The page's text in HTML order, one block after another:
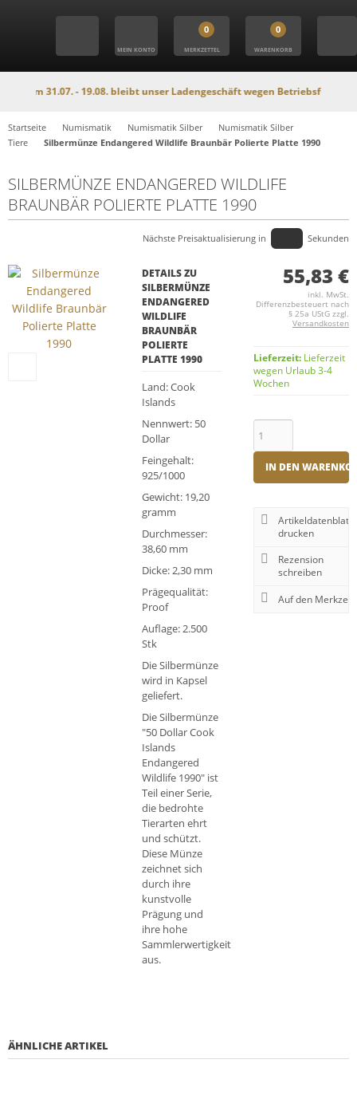
MEIN KONTO
0
MERKZETTEL
0
WARENKORB
31.07. - 19.08. bleibt unser Ladengeschäft wegen Betriebsferien
Startseite Numismatik Numismatik Silber
Numismatik Silber
Tiere
Silbermünze Endangered Wildlife Braunbär Polierte Platte 1990
SILBERMÜNZE ENDANGERED WILDLIFE
BRAUNBÄR POLIERTE PLATTE 1990
Nächste Preisaktualisierung in Sekunden
DETAILS ZU
SILBERMÜNZE
ENDANGERED
WILDLIFE
BRAUNBÄR
POLIERTE
PLATTE 1990
Land: Cook
Islands
Nennwert: 50
Dollar
Feingehalt:
925/1000
Gewicht: 19,20
gramm
Durchmesser:
38,60 mm
Dicke: 2,30 mm
Prägequalität:
Proof
Auflage: 2.500
Stk
Die Silbermünze
wird in Kapsel
geliefert.
Die Silbermünze
"50 Dollar Cook
Islands
Endangered
Wildlife 1990" ist
Teil einer Serie,
die bedrohte
Tierarten ehrt
und schützt.
Diese Münze
zeichnet sich
durch ihre
kunstvolle
Prägung und
ihre hohe
Sammlerwertigkeit
aus.
55,83 €
inkl. MwSt.
Differenzbesteuert nach
§ 25a UStG zzgl.
Versandkosten
Lieferzeit: Lieferzeit
wegen Urlaub 3-4
Wochen
IN DEN
Artikeldatenblatt
drucken
Rezension
schreiben
ÄHNLICHE ARTIKEL